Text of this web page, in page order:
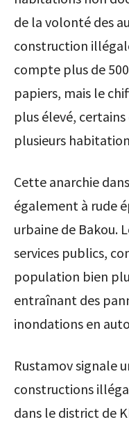
de la volonté des
construction
compte plus de
papiers, mais le
plus élevé,
plusieurs
Cette anarchie
également à rude
urbaine de Bakou.
services publics,
population bien
entraînant des
inondations en
Rustamov signale
constructions
dans le district de